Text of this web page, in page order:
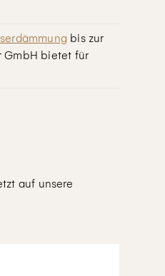
bis zur
GmbH bietet für
auf unsere